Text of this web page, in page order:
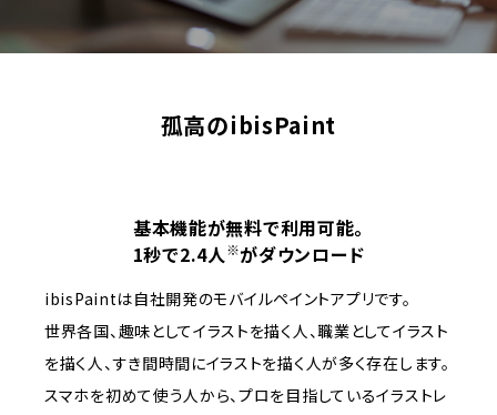
孤高のibisPaint
基本機能が無料で利用可能。
1秒で2.4人※がダウンロード
ibisPaintは自社開発のモバイルペイントアプリです。
世界各国、趣味としてイラストを描く人、職業としてイラスト
を描く人、すき間時間にイラストを描く人が多く存在します。
スマホを初めて使う人から、プロを目指しているイラストレ